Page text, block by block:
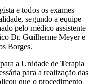
e todos os exames
segundo a equipe
pelo médico assistente
Dr. Guilherme Meyer e
Borges.
a Unidade de Terapia
para a realização das
que o procedimento